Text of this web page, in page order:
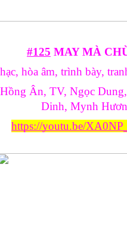
#125 MAY MÀ
hòa âm, trình bày,
Ân, TV, Ngọc
Dinh, Mynh
https://youtu.be/